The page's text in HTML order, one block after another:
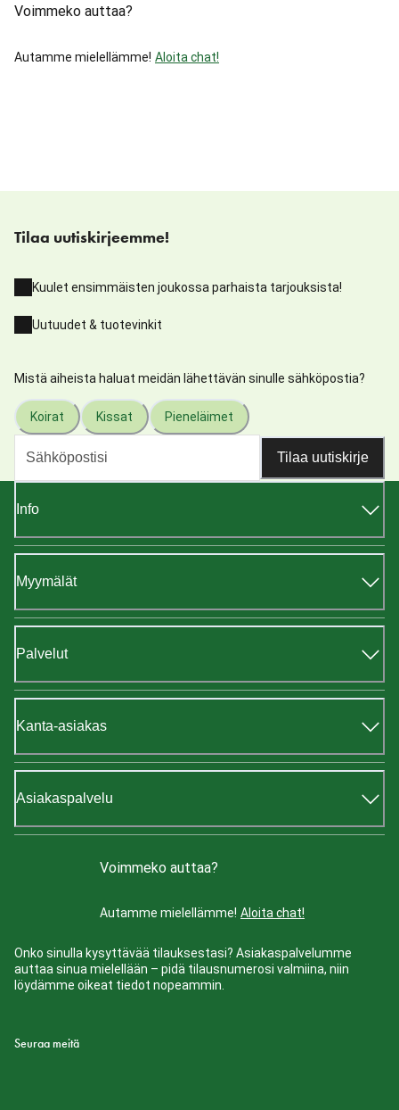
Voimmeko auttaa?
Autamme mielellämme! Aloita chat!
Tilaa uutiskirjeemme!
Kuulet ensimmäisten joukossa parhaista tarjouksista!
Uutuudet & tuotevinkit
Mistä aiheista haluat meidän lähettävän sinulle sähköpostia?
Koirat Kissat Pieneläimet
Tilaa uutiskirje
Info
Myymälät
Palvelut
Kanta-asiakas
Asiakaspalvelu
Voimmeko auttaa?
Autamme mielellämme! Aloita chat!
Onko sinulla kysyttävää tilauksestasi? Asiakaspalvelumme
auttaa sinua mielellään – pidä tilausnumerosi valmiina, niin
löydämme oikeat tiedot nopeammin.
Seuraa meitä